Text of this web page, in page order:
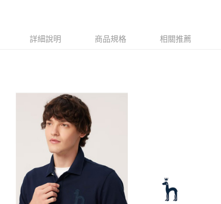
成交易。
1.分期款項不併入電信帳單，「大哥付你分期」於每月結算日後寄送繳費提
2.透過簡訊連結打開帳單後，可選擇「超商條碼／台灣大直營門市／銀行轉
帳／街口支付／iPASS MONEY」等通路繳費。
【注意事項】
1.本服務係由「台灣大哥大股份有限公司」（以下簡稱本公司）所提供，讓
用戶於交易時，得透過本服務購買商品或服務，並由商店將買賣／分期付款
買賣價金債權讓與本公司後，依約使用本公司帳單繳交帳款。
2.基於同意付款使用「大哥付你分期」之契約關係目的，商店將以您的個人
資料（包含姓名、電話或地址）提供予台灣大哥大進項蒐集、處理及利用，
由本公司與您本人進行分期帳單所需資料之確認、核對及更正。
3.完整用戶服務條款，請詳閱以下連結：
https://oppay.tw/userRule
【關於「AFTEE先享後付」】
AFTEE先享後付是「在收到商品之後才付款」的支付方式。 讓您購物簡單
【「AFTEE先享後付」結帳流程】
１．於結帳方式選擇「AFTEE先享後付」後，將跳轉至「AFTEE先享後付」
結帳頁面，進行簡訊認證並確認金額後，即可完成結帳。
２．訂單成立數日內，您將收到繳費通知簡訊。
３．收到繳費通知簡訊後14天內，點擊此簡訊中的連結，可透過四大超商／
ATM／網路銀行／等多元方式進行付款，方視為交易完成。
※ 請注意：結帳手續完成當下不需立刻繳費，但若您需要取消訂單，請聯絡
購買商品的店家。未經商家同意取消之訂單仍視為有效，需透過AFTEE先享
後付繳納相關費用。
※ 交易是否成功請以「AFTEE先享後付 」之結帳頁面顯示為準，若有關於
是否繳費成功／繳費後需取消欲退款等相關疑問，請聯繫「AFTEE先享後付
客戶支援中心」https://netprotections.freshdesk.com/support/home
ATM付款
付款後全家取貨
萊爾富取貨付款
付款後萊爾富取貨
免運費
詳細說明 商品規格 相關推薦